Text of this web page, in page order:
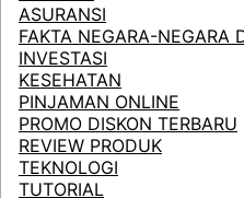
ASURANSI
FAKTA NEGARA-NEGARA
INVESTASI
KESEHATAN
PINJAMAN ONLINE
PROMO DISKON TERBARU
REVIEW PRODUK
TEKNOLOGI
TUTORIAL